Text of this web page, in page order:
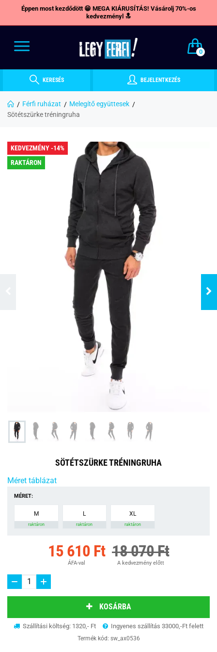
Éppen most kezdődött 😁 MEGA KIÁRUSÍTÁS! Vásárolj 70%-os
kedvezményl 🔝
0
KERESÉS BEJELENTKEZÉS
Férfi ruházat
Melegítő együttesek
Sötétszürke tréningruha
KEDVEZMÉNY -14%
RAKTÁRON
SÖTÉTSZÜRKE TRÉNINGRUHA
Méret táblázat
MÉRET:
M
raktáron
L
raktáron
XL
raktáron
15 610 Ft
ÁFA-val
18 070 Ft
A kedvezmény előtt
KOSÁRBA
Szállítási költség: 1320,- Ft Ingyenes szállítás 33000,-Ft felett
Termék kód: sw_ax0536